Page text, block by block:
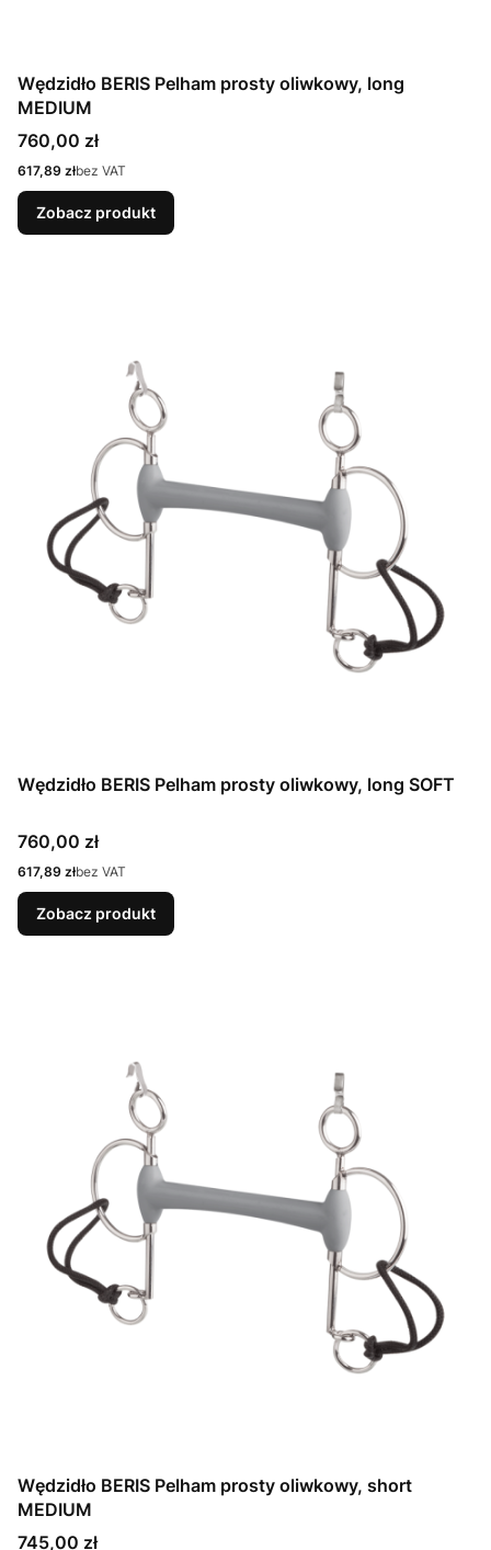
Wędzidło BERIS Pelham prosty oliwkowy, long
MEDIUM
Cena
760,00 zł
Cena
617,89 złbez VAT
Zobacz produkt
Wędzidło BERIS Pelham prosty oliwkowy, long SOFT
Cena
760,00 zł
Cena
617,89 złbez VAT
Zobacz produkt
Wędzidło BERIS Pelham prosty oliwkowy, short
MEDIUM
Cena
745,00 zł